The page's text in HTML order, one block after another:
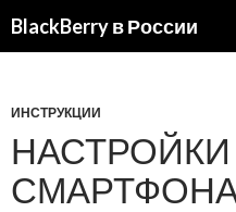
BlackBerry в России
ИНСТРУКЦИИ
СМАРТФОНА